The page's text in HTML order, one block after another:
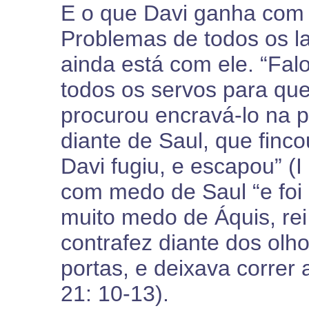
E o que Davi ganha
Problemas de todos os
ainda está com ele.
todos os servos para
procurou encravá-lo na
diante de Saul, que
Davi fugiu, e escapou”
com medo de Saul “e
muito medo de Áquis,
contrafez diante dos
portas, e deixava correr
21: 10-13).